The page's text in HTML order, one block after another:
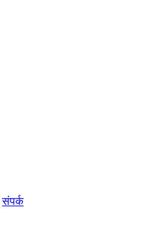
संपर्क